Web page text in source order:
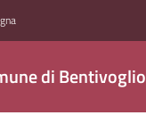
di Bentivoglio